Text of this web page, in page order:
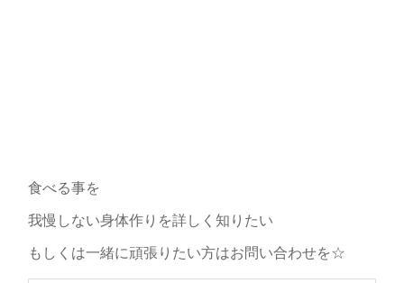
食べる事を
我慢しない身体作りを詳しく知りたい
もしくは一緒に頑張りたい方はお問い合わせを☆